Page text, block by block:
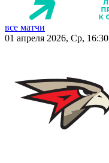
все матчи
01 апреля 2026, Ср, 16:30